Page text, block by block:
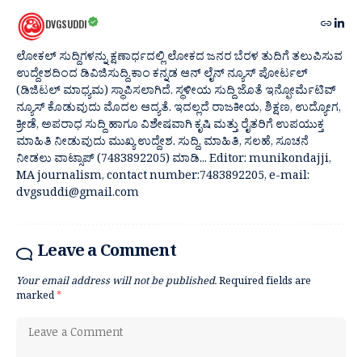
DVGSUDDI
ಲೋಕಲ್ ಸುದ್ದಿಗಳನ್ನು ಕ್ಷಣಾರ್ಧದಲ್ಲಿ ಲೋಕದ ಜನರ ಬೆರಳ ತುದಿಗೆ ತಲುಪಿಸುವ
ಉದ್ದೇಶದಿಂದ ಡಿವಿಜಿಸುದ್ದಿ.ಕಾಂ ಕನ್ನಡ ಆನ್ ಲೈನ್ ನ್ಯೂಸ್ ಪೋರ್ಟಲ್
(ಡಿಜಿಟಲ್ ಮಾಧ್ಯಮ) ಸ್ಥಾಪಿಸಲಾಗಿದೆ. ಸ್ಥಳೀಯ ಸುದ್ದಿ ಜೊತೆ ಇನ್ಫೋರ್ಮೆಟಿವ್
ನ್ಯೂಸ್ ಕೊಡುವುದು ಮೊದಲ ಆದ್ಯತೆ. ಇದಲ್ಲದೆ ರಾಜಕೀಯ, ಶಿಕ್ಷಣ, ಉದ್ಯೋಗ,
ಕ್ರೀಡೆ, ಅಪರಾಧ ಸುದ್ದಿ ಹಾಗೂ ವಿಶೇಷವಾಗಿ ಕೃಷಿ ಮತ್ತು ರೈತರಿಗೆ ಉಪಯುಕ್ತ
ಮಾಹಿತಿ ನೀಡುವುದು ಮುಖ್ಯ ಉದ್ದೇಶ. ಸುದ್ದಿ, ಮಾಹಿತಿ, ಸಲಹೆ, ಸೂಚನೆ
ನೀಡಲು ವಾಟ್ಸಾಪ್ (7483892205) ಮಾಡಿ... Editor: munikondajji,
MA journalism, contact number:7483892205, e-mail:
dvgsuddi@gmail.com
Leave a Comment
Your email address will not be published.Required fields are
marked*